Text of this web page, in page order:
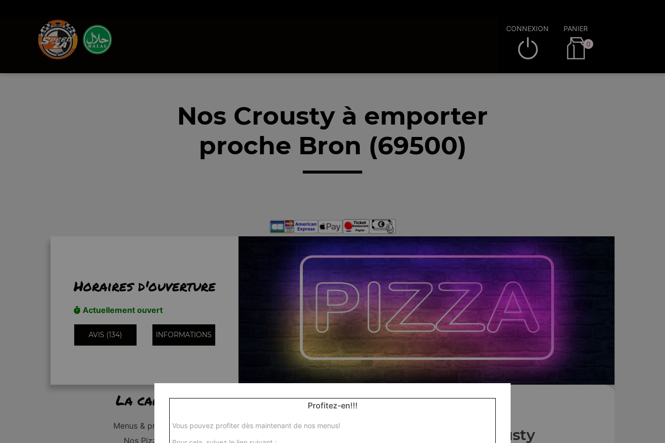
CONNEXION PANIER
0
Nos Crousty à emporter
proche Bron (69500)
Horaires d'ouverture
Actuellement ouvert
AVIS (134) INFORMATIONS
La carte
Menus & promos
Nos Pizzas
Nos Crousty
Profitez-en!!!
Vous pouvez profiter dès maintenant de nos menus!